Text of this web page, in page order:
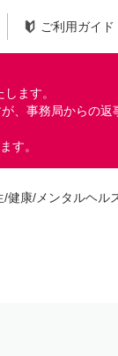
ご利用ガイド
ます。
、事務局からの
す。
/健康/メンタルヘル